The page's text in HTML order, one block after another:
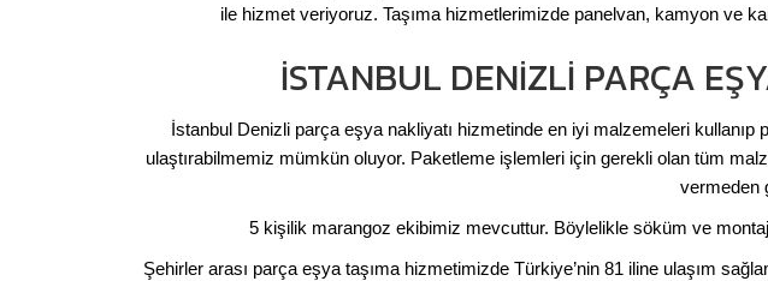
ile hizmet veriyoruz. Taşıma hizmetlerimizde panelvan, kamyon ve
İSTANBUL DENIZLI PARÇA
İstanbul Denizli parça eşya nakliyatı hizmetinde en iyi malzemeleri
ulaştırabilmemiz mümkün oluyor. Paketleme işlemleri için gerekli olan tüm
vermeden
5 kişilik marangoz ekibimiz mevcuttur. Böylelikle söküm ve
Şehirler arası parça eşya taşıma hizmetimizde Türkiye’nin 81 iline ulaşım